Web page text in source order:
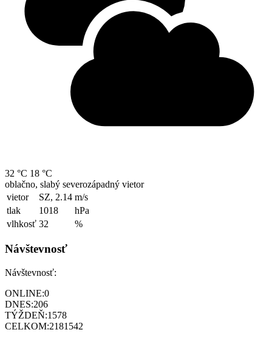
32 °C 18 °C
oblačno, slabý severozápadný vietor
vietor
SZ, 2.14 m/s
tlak
1018
hPa
vlhkosť 32 %
Návštevnosť
Návštevnosť:
ONLINE:0
DNES:206
TÝŽDEŇ:1578
CELKOM:2181542